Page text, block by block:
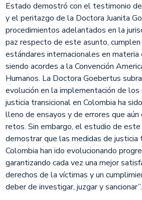
Estado demostró con el testimonio
y el peritazgo de la Doctora Juanita
procedimientos adelantados en la
paz respecto de este asunto,
estándares internacionales en materia
siendo acordes a la Convención
Humanos. La Doctora Goebertus
evolución en la implementación de los
justicia transicional en Colombia ha
lleno de ensayos y de errores que
retos. Sin embargo, el estudio de
demostrar que las medidas de justicia
Colombia han ido evolucionando
garantizando cada vez una mejor
derechos de la víctimas y un
deber de investigar, juzgar y sancionar”.